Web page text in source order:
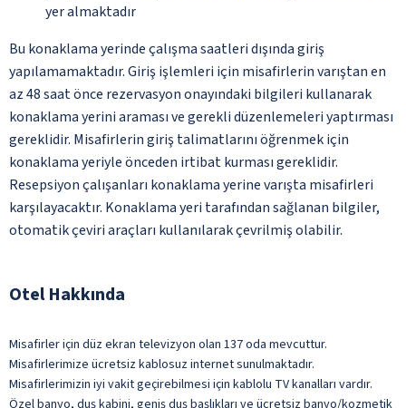
yer almaktadır
Bu konaklama yerinde çalışma saatleri dışında giriş
yapılamamaktadır. Giriş işlemleri için misafirlerin varıştan en
az 48 saat önce rezervasyon onayındaki bilgileri kullanarak
konaklama yerini araması ve gerekli düzenlemeleri yaptırması
gereklidir. Misafirlerin giriş talimatlarını öğrenmek için
konaklama yeriyle önceden irtibat kurması gereklidir.
Resepsiyon çalışanları konaklama yerine varışta misafirleri
karşılayacaktır. Konaklama yeri tarafından sağlanan bilgiler,
otomatik çeviri araçları kullanılarak çevrilmiş olabilir.
Otel Hakkında
Misafirler için düz ekran televizyon olan 137 oda mevcuttur.
Misafirlerimize ücretsiz kablosuz internet sunulmaktadır.
Misafirlerimizin iyi vakit geçirebilmesi için kablolu TV kanalları vardır.
Özel banyo, duş kabini, geniş duş başlıkları ve ücretsiz banyo/kozmetik